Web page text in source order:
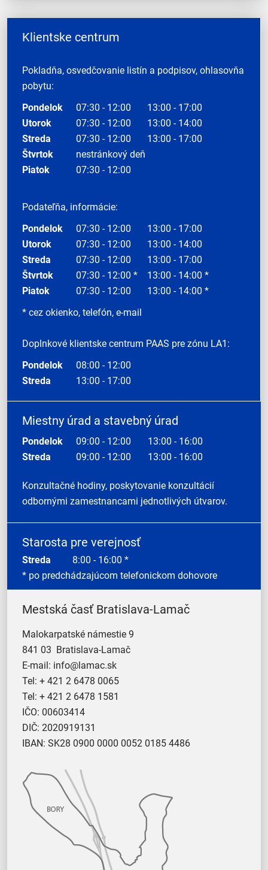
Klientske centrum
Pokladňa, osvedčovanie listín a podpisov, ohlasovňa
pobytu:
Pondelok
07:30 - 12:00
13:00 - 17:00
Utorok
07:30 - 12:00
13:00 - 14:00
Streda
07:30 - 12:00
13:00 - 17:00
Štvrtok
nestránkový deň
Piatok
07:30 - 12:00
Podateľňa, informácie:
Pondelok
07:30 - 12:00
13:00 - 17:00
Utorok
07:30 - 12:00
13:00 - 14:00
Streda
07:30 - 12:00
13:00 - 17:00
Štvrtok
07:30 - 12:00 *
13:00 - 14:00 *
Piatok
07:30 - 12:00
13:00 - 14:00 *
* cez okienko, telefón, e-mail
Doplnkové klientske centrum PAAS pre zónu LA1:
Pondelok
08:00 - 12:00
Streda
13:00 - 17:00
Miestny úrad a stavebný úrad
Pondelok 09:00 - 12:00
13:00 - 16:00
Streda
09:00 - 12:00 13:00 - 16:00
Konzultačné hodiny, poskytovanie konzultácií
odbornými zamestnancami jednotlivých útvarov.
Starosta pre verejnosť
Streda 8:00 - 16:00 *
* po predchádzajúcom telefonickom dohovore
Mestská časť Bratislava-Lamač
Malokarpatské námestie 9
841 03 Bratislava-Lamač
E-mail: info@lamac.sk
Tel: + 421 2 6478 0065
Tel: + 421 2 6478 1581
IČO: 00603414
DIČ: 2020919131
IBAN: SK28 0900 0000 0052 0185 4486